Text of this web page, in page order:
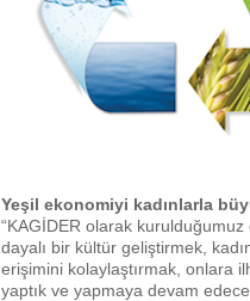
Yeşil ekonomiyi kadınlarla
“KAGİDER olarak
dayalı bir kültür geliştirmek,
erişimini kolaylaştırmak, onlara
yaptık ve yapmaya devam